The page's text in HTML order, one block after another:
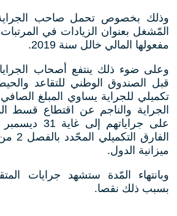
وذلك بخصوص تحمل صاحب
المّشغل بعنوان الزيادات في
مفعولها المالي خالل سنة 2019.
وعلى ضوء ذلك ينتفع أصحاب
قبل الصندوق الوطني للتقاعد
تكميلي للجراية يساوي المبلغ
الجراية والناجم عن اقتطاع قسط
الفارق
ميزانية الدول.
وبانتهاء المّدة ستشهد جرايات
بسبب ذلك نقصا.